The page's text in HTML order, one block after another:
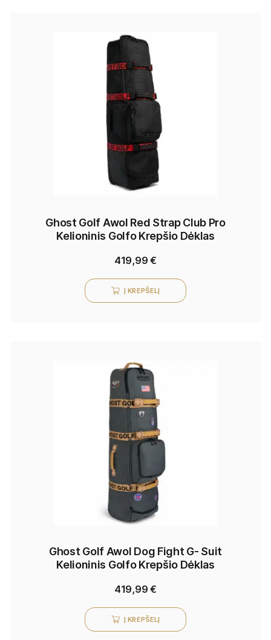
Ghost Golf Awol Red Strap Club Pro
Kelioninis Golfo Krepšio Dėklas
419,99€
Į KREPŠELĮ
Ghost Golf Awol Dog Fight G- Suit
Kelioninis Golfo Krepšio Dėklas
419,99€
Į KREPŠELĮ